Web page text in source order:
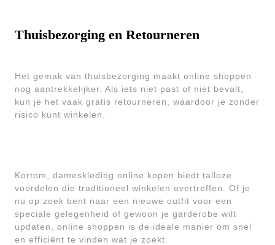
Thuisbezorging en Retourneren
Het gemak van thuisbezorging maakt online shoppen
nog aantrekkelijker. Als iets niet past of niet bevalt,
kun je het vaak gratis retourneren, waardoor je zonder
risico kunt winkelen.
Kortom, dameskleding online kopen biedt talloze
voordelen die traditioneel winkelen overtreffen. Of je
nu op zoek bent naar een nieuwe outfit voor een
speciale gelegenheid of gewoon je garderobe wilt
updaten, online shoppen is de ideale manier om snel
en efficiënt te vinden wat je zoekt.